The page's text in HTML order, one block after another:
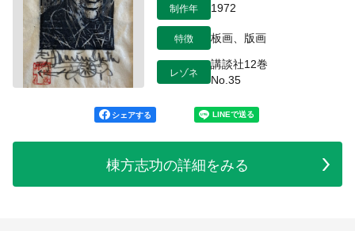
制作年 1972
特徴 板画、版画
レゾネ
講談社12巻
No.35
シェアする
棟方志功の詳細をみる